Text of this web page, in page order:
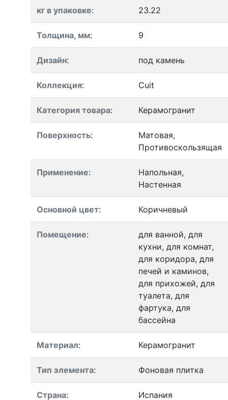
кг в упаковке: 23.22
Толщина, мм: 9
Дизайн: под камень
Коллекция: Cuit
Категория товара: Керамогранит
Поверхность:
Матовая,
Противоскользящая
Применение:
Напольная,
Настенная
Основной цвет: Коричневый
Помещение:
для ванной, для
кухни, для комнат,
для коридора, для
печей и каминов,
для прихожей, для
туалета, для
фартука, для
бассейна
Материал: Керамогранит
Тип элемента: Фоновая плитка
Страна: Испания